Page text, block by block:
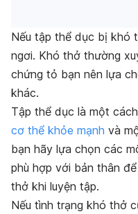
Nếu tập thể dục bị khó
ngơi. Khó thở thường
chứng tỏ bạn nên lựa
khác.
Tập thể dục là một
cơ thể khỏe mạnh và
bạn hãy lựa chọn các
phù hợp với bản thân
thở khi luyện tập.
Nếu tình trạng khó thở